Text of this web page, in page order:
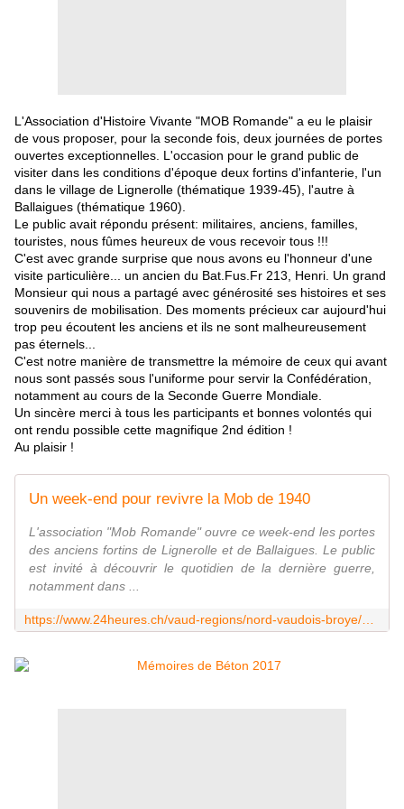
L'Association d'Histoire Vivante "MOB Romande" a eu le plaisir
de vous proposer, pour la seconde fois, deux journées de portes
ouvertes exceptionnelles. L'occasion pour le grand public de
visiter dans les conditions d'époque deux fortins d'infanterie, l'un
dans le village de Lignerolle (thématique 1939-45), l'autre à
Ballaigues (thématique 1960).
Le public avait répondu présent: militaires, anciens, familles,
touristes, nous fûmes heureux de vous recevoir tous !!!
C'est avec grande surprise que nous avons eu l'honneur d'une
visite particulière... un ancien du Bat.Fus.Fr 213, Henri. Un grand
Monsieur qui nous a partagé avec générosité ses histoires et ses
souvenirs de mobilisation. Des moments précieux car aujourd'hui
trop peu écoutent les anciens et ils ne sont malheureusement
pas éternels...
C'est notre manière de transmettre la mémoire de ceux qui avant
nous sont passés sous l'uniforme pour servir la Confédération,
notamment au cours de la Seconde Guerre Mondiale.
Un sincère merci à tous les participants et bonnes volontés qui
ont rendu possible cette magnifique 2nd édition !
Au plaisir !
Un week-end pour revivre la Mob de 1940
L'association "Mob Romande" ouvre ce week-end les portes
des anciens fortins de Lignerolle et de Ballaigues. Le public
est invité à découvrir le quotidien de la dernière guerre,
notamment dans ...